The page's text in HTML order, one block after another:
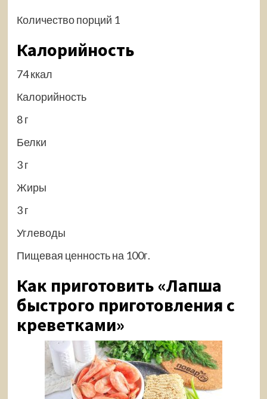
Количество порций 1
Калорийность
74 ккал
Калорийность
8 г
Белки
3 г
Жиры
3 г
Углеводы
Пищевая ценность на 100г.
Как приготовить «Лапша
быстрого приготовления с
креветками»